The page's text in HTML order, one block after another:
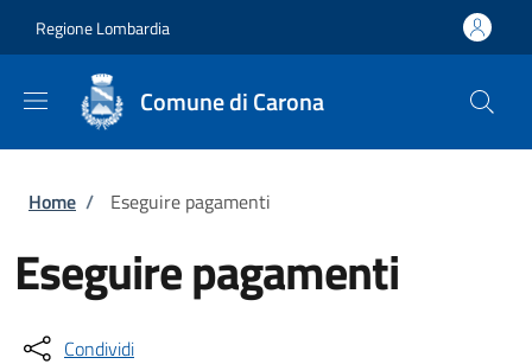
Regione Lombardia
Comune di Carona
Briciole di pane
Home / Eseguire pagamenti
Eseguire pagamenti
Condividi